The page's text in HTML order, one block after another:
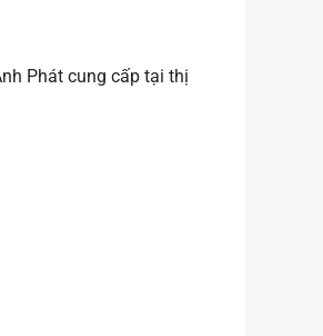
Phát cung cấp tại thị